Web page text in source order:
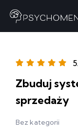
Zbuduj
sprzedaży
Bez kategorii